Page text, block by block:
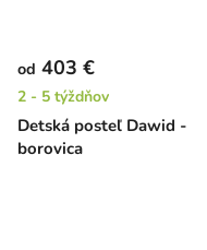
Detská posteľ Dawid -
borovica
od 403 €
2 - 5 týždňov